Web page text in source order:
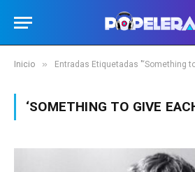
Inicio » Entradas Etiquetadas "‘Something
‘SOMETHING TO GIVE